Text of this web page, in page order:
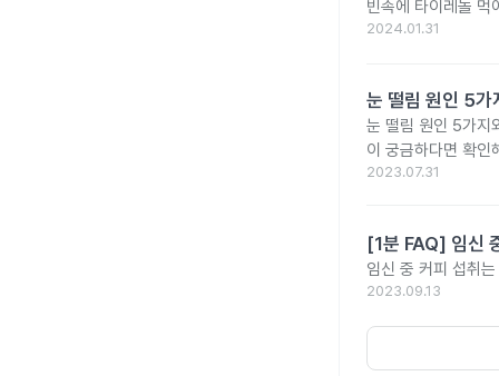
빈속에 타이레놀 먹
2024.01.31
눈 떨림 원인 5가
눈 떨림 원인 5가지
이 궁금하다면 확인
2023.07.31
[1분 FAQ] 임신
임신 중 커피 섭취
2023.09.13